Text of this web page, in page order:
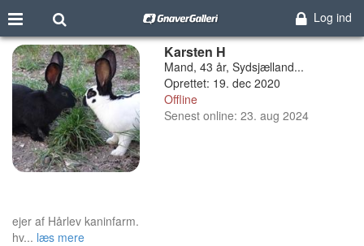
Log ind
Karsten H
Mand, 43 år, Sydsjælland...
Oprettet: 19. dec 2020
Offline
Senest online: 23. aug 2024
ejer af Hårlev kaninfarm.
hv... læs mere